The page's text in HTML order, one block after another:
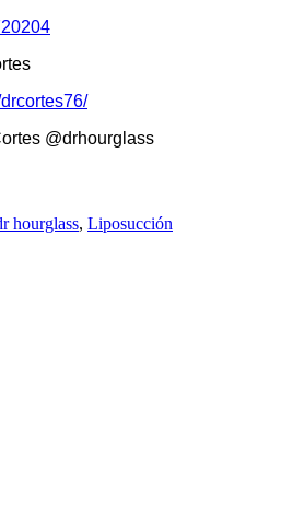
@drhourglass
hourglass, Liposucción